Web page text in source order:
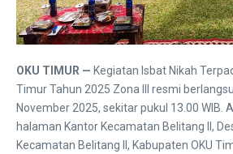
OKU TIMUR — Kegiatan Isbat Nikah
Timur Tahun 2025 Zona III resmi
November 2025, sekitar pukul 13.00 WIB.
halaman Kantor Kecamatan Belitang II,
Kecamatan Belitang II, Kabupaten OKU